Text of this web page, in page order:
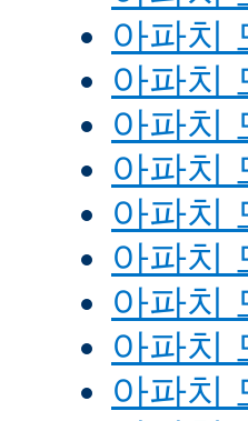
아파치
아파치
아파치
아파치
아파치
아파치
아파치
아파치
아파치